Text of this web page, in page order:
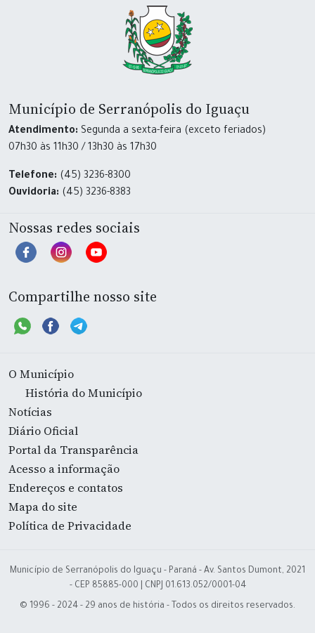
Município de Serranópolis do Iguaçu
Atendimento: Segunda a sexta-feira (exceto feriados)
07h30 às 11h30 / 13h30 às 17h30
Telefone: (45) 3236-8300
Ouvidoria: (45) 3236-8383
Nossas redes sociais
Compartilhe nosso site
O Município
História do Município
Notícias
Diário Oficial
Portal da Transparência
Acesso a informação
Endereços e contatos
Mapa do site
Política de Privacidade
Município de Serranópolis do Iguaçu - Paraná - Av. Santos Dumont, 2021
- CEP 85885-000 | CNPJ 01.613.052/0001-04
© 1996 - 2024 - 29 anos de história - Todos os direitos reservados.